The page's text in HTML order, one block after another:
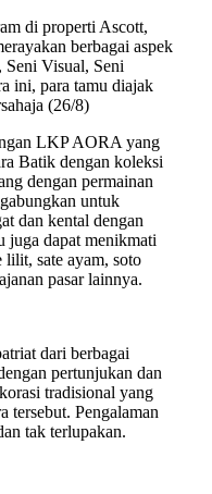
di properti Ascott,
berbagai aspek
Seni Visual, Seni
ini, para tamu diajak
(26/8)
LKP AORA yang
Batik dengan koleksi
dengan permainan
untuk
dan kental dengan
juga dapat menikmati
lilit, sate ayam, soto
pasar lainnya.
dari berbagai
pertunjukan dan
tradisional yang
tersebut. Pengalaman
tak terlupakan.